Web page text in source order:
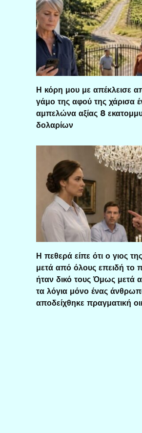
Η κόρη μου με απέκλεισε
γάμο της αφού της χάρισα
αμπελώνα αξίας 8
δολαρίων
Η πεθερά είπε ότι ο γιος
μετά από όλους επειδή το
ήταν δικό τους Όμως μετά
τα λόγια μόνο ένας
αποδείχθηκε πραγματική